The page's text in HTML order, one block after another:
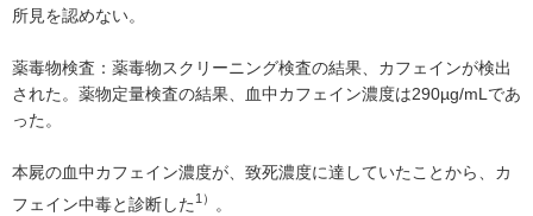
所見を認めない。
薬毒物検査：薬毒物スクリーニング検査の結果、カフェインが検出
された。薬物定量検査の結果、血中カフェイン濃度は290µg/mLであ
った。
本屍の血中カフェイン濃度が、致死濃度に達していたことから、カ
フェイン中毒と診断した 1） 。